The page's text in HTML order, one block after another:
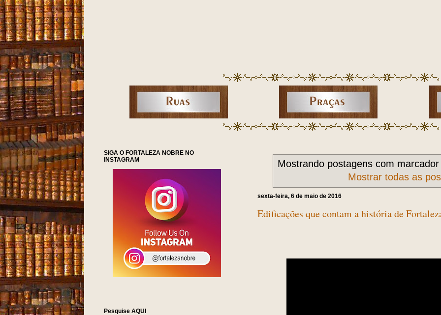
Mostrando postagens com
Mostrar todas as
sexta-feira, 6 de maio de 2016
Edificações que contam a história de
SIGA O FORTALEZA NOBRE NO
INSTAGRAM
Pesquise AQUI